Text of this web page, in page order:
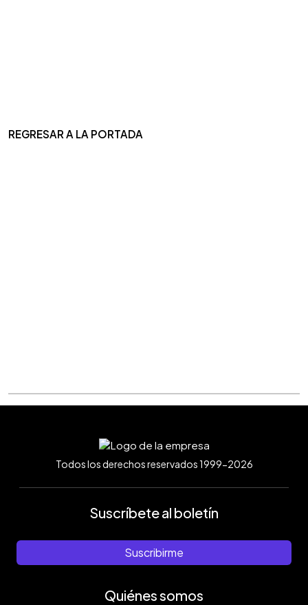
REGRESAR A LA PORTADA
Todos los derechos reservados 1999-2026
Suscríbete al boletín
Suscribirme
Quiénes somos